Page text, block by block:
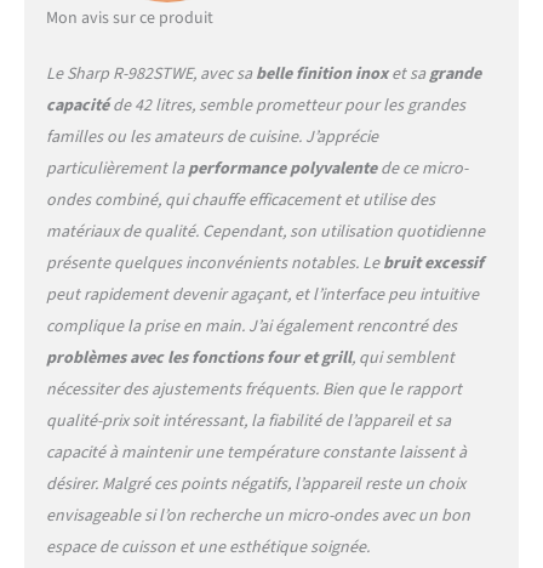
Mon avis sur ce produit
Le Sharp R-982STWE, avec sabelle finition inoxet sagrande
capacitéde 42 litres, semble prometteur pour les grandes
familles ou les amateurs de cuisine. J’apprécie
particulièrement laperformance polyvalentede ce micro-
ondes combiné, qui chauffe efficacement et utilise des
matériaux de qualité. Cependant, son utilisation quotidienne
présente quelques inconvénients notables. Lebruit excessif
peut rapidement devenir agaçant, et l’interface peu intuitive
complique la prise en main. J’ai également rencontré des
problèmes avec les fonctions four et grill, qui semblent
nécessiter des ajustements fréquents. Bien que le rapport
qualité-prix soit intéressant, la fiabilité de l’appareil et sa
capacité à maintenir une température constante laissent à
désirer. Malgré ces points négatifs, l’appareil reste un choix
envisageable si l’on recherche un micro-ondes avec un bon
espace de cuisson et une esthétique soignée.